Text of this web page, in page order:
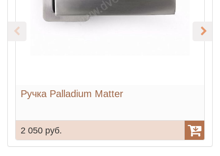
Ручка Palladium Matter
2 050 руб.